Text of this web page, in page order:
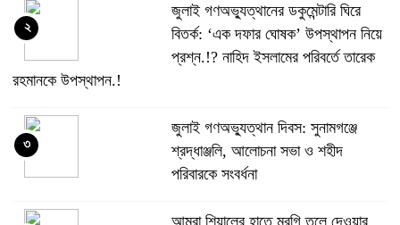
‎জুলাই গণঅভ্যুত্থানের ডকুমেন্টারি ঘিরে
বিতর্ক: ‘এক দফার ঘোষক’ উপস্থাপন নিয়ে
প্রশ্ন.!? নাহিদ ইসলামের পরিবর্তে তারেক
রহমানকে উপস্থাপন.!
২
জুলাই গণঅভ্যুত্থান দিবস: সুনামগঞ্জে
শ্রদ্ধাঞ্জলি, আলোচনা সভা ও শহীদ
পরিবারকে সংবর্ধনা
৩
‎আমরা শিয়ালের হাতে মুরগি তুলে দেওয়ার